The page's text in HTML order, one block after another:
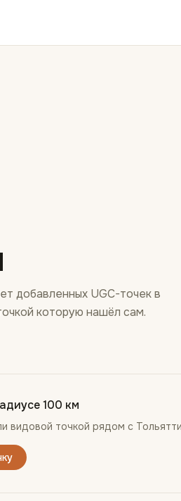
добавленных UGC-точек в
которую нашёл сам.
100 км
видовой точкой рядом с Тольятти